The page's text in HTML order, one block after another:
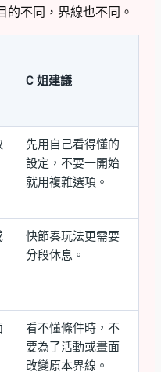
的不同，界線也不同。
C 姐建議
先用自己看得懂的
設定，不要一開始
就用複雜選項。
快節奏玩法更需要
分段休息。
看不懂條件時，不
要為了活動或畫面
改變原本界線。